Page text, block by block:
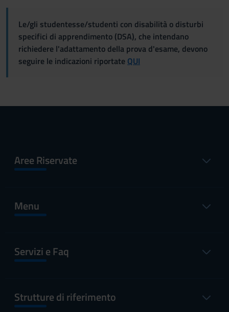
Le/gli studentesse/studenti con disabilità o disturbi
specifici di apprendimento (DSA), che intendano
richiedere l'adattamento della prova d'esame, devono
seguire le indicazioni riportate QUI
Aree Riservate
Menu
Servizi e Faq
Strutture di riferimento